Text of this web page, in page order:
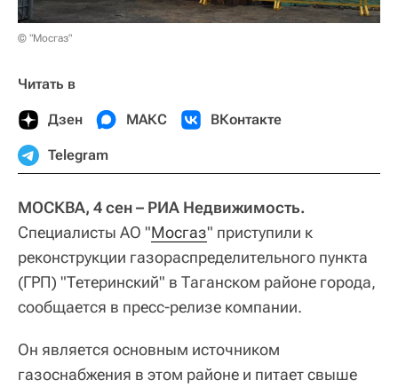
© "Мосгаз"
Читать в
Дзен МАКС ВКонтакте
Telegram
МОСКВА, 4 сен – РИА Недвижимость.
Специалисты АО "Мосгаз" приступили к
реконструкции газораспределительного пункта
(ГРП) "Тетеринский" в Таганском районе города,
сообщается в пресс-релизе компании.
Он является основным источником
газоснабжения в этом районе и питает свыше